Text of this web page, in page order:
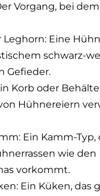
Vorgang, bei
Leghorn: Eine
schwarz-
Gefieder.
Korb oder
Hühnereiern
Ein Kamm-Typ,
wie den
vorkommt.
Ein Küken, das